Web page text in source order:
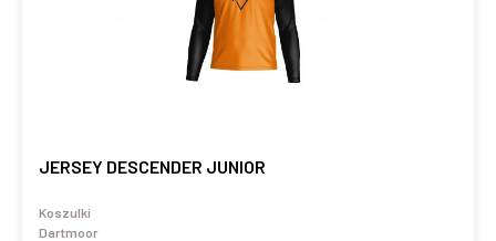
JERSEY DESCENDER JUNIOR
Koszulki
Dartmoor